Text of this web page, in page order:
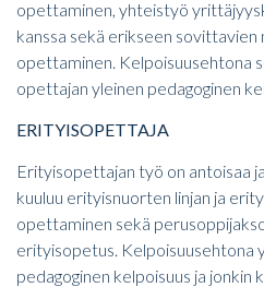
opettaminen, yhteistyö
kanssa sekä erikseen sovittavien
opettaminen. Kelpoisuusehtona
opettajan yleinen pedagoginen
ERITYISOPETTAJA
Erityisopettajan työ on antoisaa
kuuluu erityisnuorten linjan ja
opettaminen sekä
erityisopetus. Kelpoisuusehtona
pedagoginen kelpoisuus ja jonkin